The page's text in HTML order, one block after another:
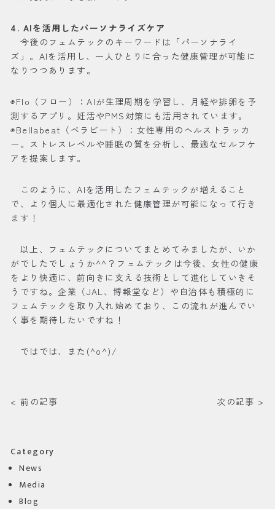
4. AIを活用したパーソナライズケア
今後のフェムテックのキーワードは「パーソナライ
ズ」。AIを活用し、一人ひとりに合った健康管理が可能に
なりつつあります。
◉Flo（フロー）：AIが生理周期を学習し、月経や排卵を予
測するアプリ。妊活やPMS対策にも活用されています。
◉Bellabeat（ベラビート）：女性専用のヘルストラッカ
ー。ストレスレベルや睡眠の質を分析し、最適なセルフケ
アを提案します。
このように、AIを活用したフェムテックが増えること
で、より個人に最適化された健康管理が可能になって行き
ます！
以上、フェムテックについてまとめてみましたが、いか
がでしたでしょうか^^？フェムテックは今後、女性の健康
をより快適に、前向きに支える技術として進化していきそ
うですね。企業（JAL、博報堂など）や自治体も積極的に
フェムテックを取り入れ始めており、この流れが進んでい
く事を期待したいですね！
ではでは、また(^o^)/
< 前の記事 次の記事 >
Category
News
Media
Blog